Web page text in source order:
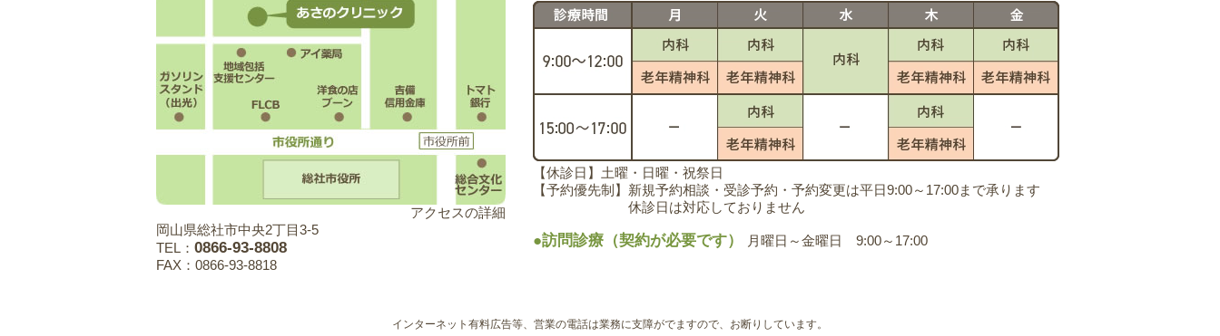
アクセスの詳細
岡山県総社市中央2丁目3-5
TEL： 0866-93-8808
FAX：0866-93-8818
【休診日】土曜・日曜・祝祭日
【予約優先制】新規予約相談・受診予約・予約変更は平日9:00～17:00まで承ります
休診日は対応しておりません
●訪問診療（契約が必要です） 月曜日～金曜日 9:00～17:00
インターネット有料広告等、営業の電話は業務に支障がでますので、お断りしています。